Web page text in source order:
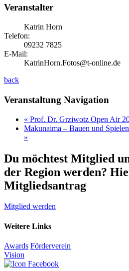
Veranstalter
Katrin Horn
Telefon:
09232 7825
E-Mail:
KatrinHorn.Fotos@t-online.de
back
Veranstaltung Navigation
« Prof. Dr. Grziwotz Open Air
Makunaima – Bauen und
»
Du möchtest Mitglied
der Region werden?
Mitgliedsantrag
Mitglied werden
Weitere Links
Awards Förderverein
Vision